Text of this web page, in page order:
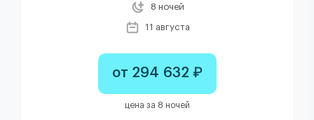
8 ночей
11 августа
от 294 632 ₽
цена за 8 ночей